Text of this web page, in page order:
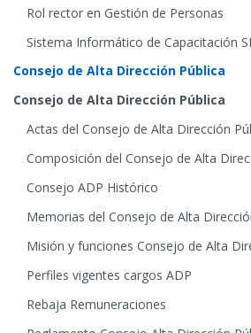
Rol rector en Gestión de Personas
Sistema Informático de Capacitación
Consejo de Alta Dirección Pública
Consejo de Alta Dirección Pública
Actas del Consejo de Alta Dirección
Composición del Consejo de Alta
Consejo ADP Histórico
Memorias del Consejo de Alta
Misión y funciones Consejo de Alta
Perfiles vigentes cargos ADP
Rebaja Remuneraciones